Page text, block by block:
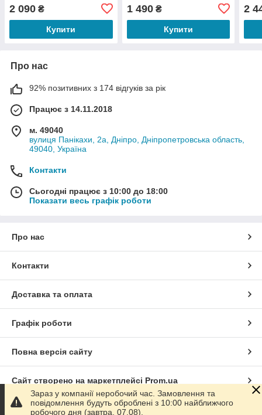
2 090 ₴
Купити
1 490₴
Купити
2
Про нас
92% позитивних з 174 відгуків за рік
Працює з 14.11.2018
м. 49040
вулиця Панікахи, 2а, Дніпро, Дніпропетровська область,
49040, Україна
Контакти
Сьогодні працює з 10:00 до 18:00
Показати весь графік роботи
Про нас
Контакти
Доставка та оплата
Графік роботи
Повна версія сайту
Сайт створено на маркетплейсі Prom.ua
Політика конфіденційності
Зараз у компанії неробочий час. Замовлення та
повідомлення будуть оброблені з 10:00 найближчого
робочого дня (завтра, 07.08).